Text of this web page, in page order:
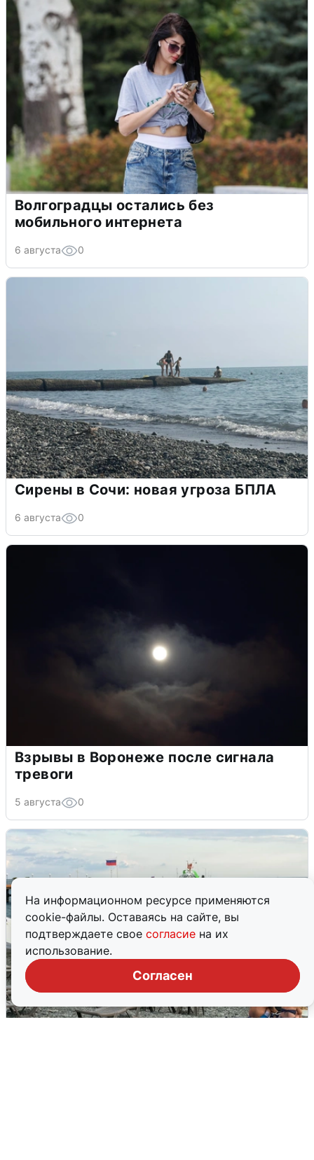
На информационном ресурсе применяются
cookie-файлы. Оставаясь на сайте, вы
подтверждаете свое согласие на их
использование.
Согласен
Волгоградцы остались без
мобильного интернета
6 августа 0
Сирены в Сочи: новая угроза БПЛА
6 августа 0
Взрывы в Воронеже после сигнала
тревоги
5 августа 0